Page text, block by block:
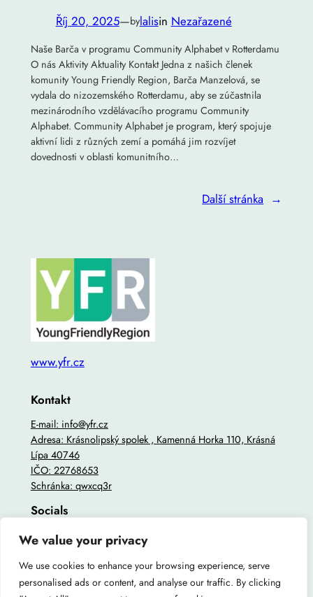
We value your privacy
We use cookies to enhance your browsing experience, serve
personalised ads or content, and analyse our traffic. By clicking
Říj 20, 2025—bylalisin Nezařazené
Naše Barča v programu Community Alphabet v Rotterdamu
O nás Aktivity Aktuality Kontakt Jedna z našich členek
komunity Young Friendly Region, Barča Manzelová, se
vydala do nizozemského Rotterdamu, aby se zúčastnila
mezinárodního vzdělávacího programu Community
Alphabet. Community Alphabet je program, který spojuje
aktivní lidi z různých zemí a pomáhá jim rozvíjet
dovednosti v oblasti komunitního…
Další stránka →
www.yfr.cz
Kontakt
E-mail: info@yfr.cz
Adresa: Krásnolipský spolek , Kamenná Horka 110, Krásná
Lípa 40746
IČO: 22768653
Schránka: qwxcq3r
Socials
Facebook: Youngfriendlyregion
Instagram: youngfriendlyregion
Youtube: youngfriendlyregion